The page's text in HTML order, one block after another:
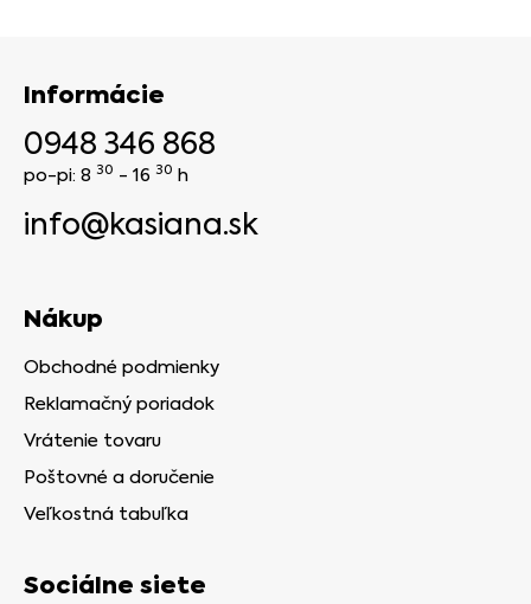
Informácie
0948 346 868
po-pi: 8 30 - 16 30 h
info@kasiana.sk
Nákup
Obchodné podmienky
Reklamačný poriadok
Vrátenie tovaru
Poštovné a doručenie
Veľkostná tabuľka
Sociálne siete